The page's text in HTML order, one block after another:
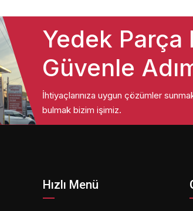
Yedek Parça
Güvenle
İhtiyaçlarınıza uygun çözümler
bulmak bizim işimiz.
Hızlı Menü